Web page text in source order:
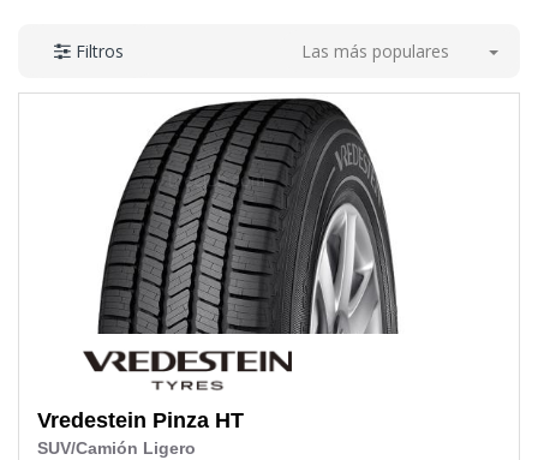
Filtros Las más populares
Vredestein Pinza HT
SUV/Camión Ligero